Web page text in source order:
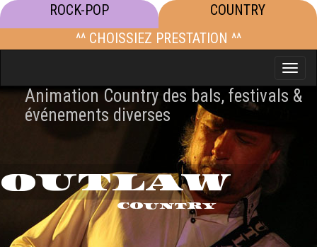
ROCK-POP
COUNTRY
^^ CHOISSIEZ PRESTATION ^^
Toggle
Animation Country des bals, festivals &
événements diverses
OUTLAW
COUNTRY